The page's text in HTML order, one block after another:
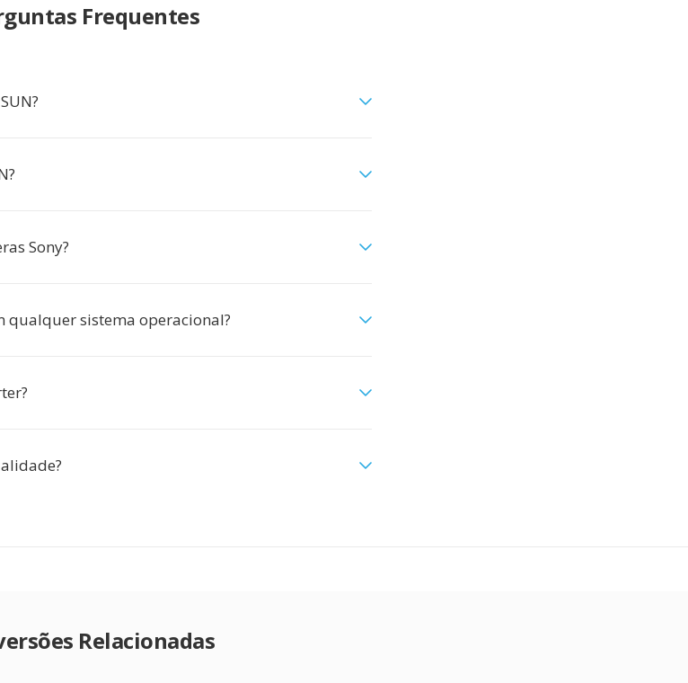
Frequentes
Sony?
qualquer sistema operacional?
Relacionadas